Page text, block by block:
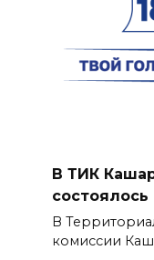
В ТИК
В
комиссии